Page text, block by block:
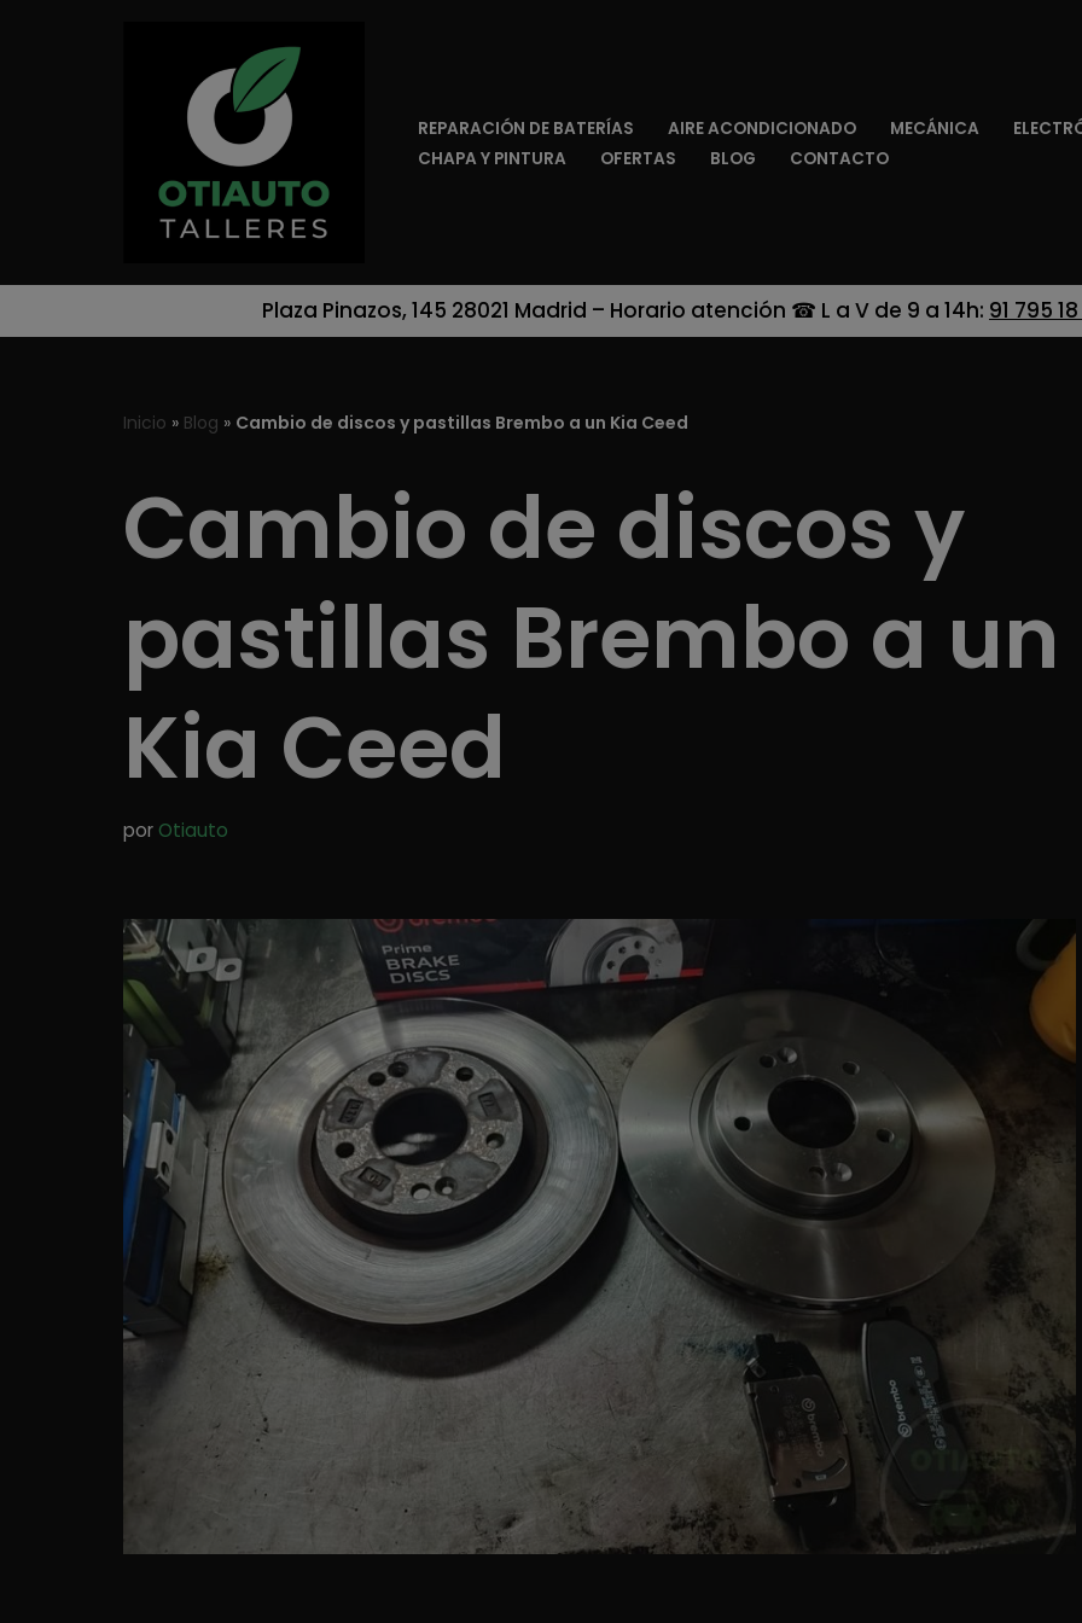
REPARACIÓN DE BATERÍAS AIRE ACONDICIONADO MECÁNICA
CHAPA Y PINTURA
OFERTAS BLOG CONTACTO
Plaza Pinazos, 145 28021 Madrid – Horario atención ☎ L a V de 9 a 14h: 91 795
Inicio » Blog » Cambio de discos y pastillas Brembo a un Kia Ceed
Cambio de discos y
pastillas Brembo a un
Kia Ceed
por Otiauto